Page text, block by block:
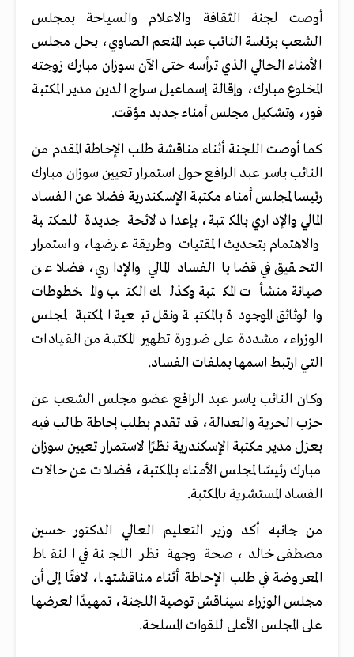
أوصت لجنة الثقافة والاعلام والسياحة بمجلس
الشعب برئاسة النائب عبد المنعم الصاوي، بحل مجلس
الأمناء الحالي الذي ترأسه حتى الآن سوزان مبارك زوجته
المخلوع مبارك، وإقالة إسماعيل سراج الدين مدير المكتبة
فور، وتشكيل مجلس أمناء جديد مؤقت.
كما أوصت اللجنة أثناء مناقشة طلب الإحاطة المقدم من
النائب ياسر عبد الرافع حول استمرار تعيين سوزان مبارك
رئيسا لمجلس أمناء مكتبة الإسكندرية فضلا عن الفساد
المالي والإداري بالمكتبة، بإعداد لائحة جديدة للمكتبة
والاهتمام بتحديث المقتيات وطريقة عرضها، واستمرار
التحقيق في قضايا الفساد المالي والإداري، فضلا عن
صيانة منشأت المكتبة وكذلك الكتب والمخطوطات
والوثائق الموجودة بالمكتبة ونقل تبعية المكتبة لمجلس
الوزراء، مشددة على ضرورة تطهير المكتبة من القيادات
التي ارتبط اسمها بملفات الفساد.
وكان النائب ياسر عبد الرافع عضو مجلس الشعب عن
حزب الحرية والعدالة، قد تقدم بطلب إحاطة طالب فيه
بعزل مدير مكتبة الإسكندرية نظرًا لاستمرار تعيين سوزان
مبارك رئيسًا لمجلس الأمناء بالمكتبة، فضلات عن حالات
الفساد المستشرية بالمكتبة.
من جانبه أكد وزير التعليم العالي الدكتور حسين
مصطفى خالد، صحة وجهة نظر اللجنة في النقاط
المعروضة في طلب الإحاطة أثناء مناقشتها، لافتًا إلى أن
مجلس الوزراء سيناقش توصية اللجنة، تمهيدًا لعرضها
على المجلس الأعلى للقوات المسلحة.